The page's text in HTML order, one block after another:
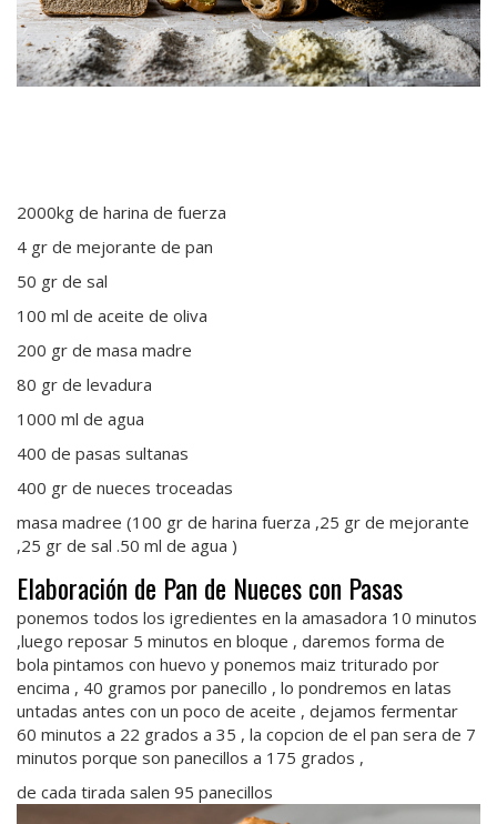
2000kg de harina de fuerza
4 gr de mejorante de pan
50 gr de sal
100 ml de aceite de oliva
200 gr de masa madre
80 gr de levadura
1000 ml de agua
400 de pasas sultanas
400 gr de nueces troceadas
masa madree (100 gr de harina fuerza ,25 gr de mejorante
,25 gr de sal .50 ml de agua )
Elaboración de Pan de Nueces con Pasas
ponemos todos los igredientes en la amasadora 10 minutos
,luego reposar 5 minutos en bloque , daremos forma de
bola pintamos con huevo y ponemos maiz triturado por
encima , 40 gramos por panecillo , lo pondremos en latas
untadas antes con un poco de aceite , dejamos fermentar
60 minutos a 22 grados a 35 , la copcion de el pan sera de 7
minutos porque son panecillos a 175 grados ,
de cada tirada salen 95 panecillos